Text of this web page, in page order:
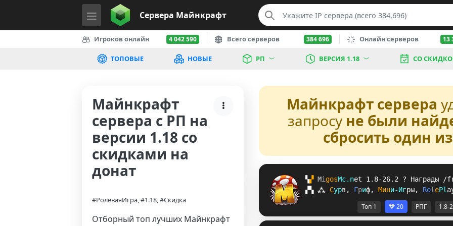
Сервера Майнкрафт
Игроков онлайн 4 042 590 Всего серверов 384 696 Онлайн серверов 13
ТОПОВЫЕ НОВЫЕ РП ВЕРСИЯ 1.18 СО
Майнкрафт
сервера с РП на
версии 1.18 со
скидками на
донат
#РолеваяИгра, #1.18, #Скидка
Отборный топ лучших Майнкрафт
Майнкрафт сервера
запросу не были
сбросить один
▚▞ Mi gosMc. net 1.8-26.2 ? Награды /
▞▚ ⁂ Сурв , Гриф, Мини-Игры, Rol ePl a
Топ 1 20 РПГ 1.8-